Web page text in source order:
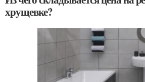
хрущевке?